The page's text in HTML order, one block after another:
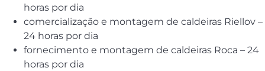
horas por dia
comercialização e montagem de caldeiras Riellov –
24 horas por dia
fornecimento e montagem de caldeiras Roca – 24
horas por dia